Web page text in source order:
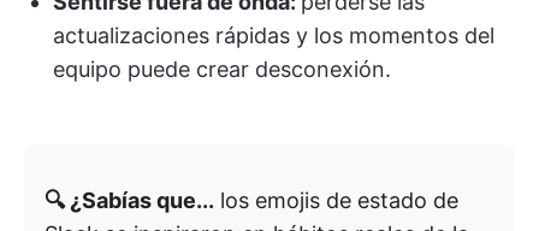
actualizaciones rápidas y los momentos del
equipo puede crear desconexión.
🔍 ¿Sabías que... los emojis de estado de